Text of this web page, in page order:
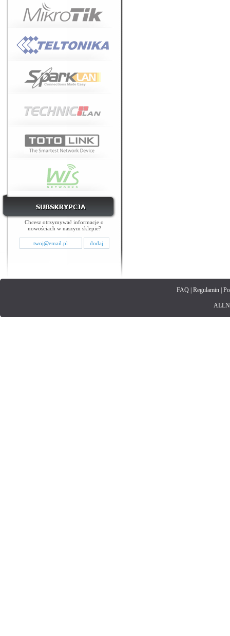
Chcesz otrzymywać informacje o
nowościach w naszym sklepie?
FAQ| Regulamin|